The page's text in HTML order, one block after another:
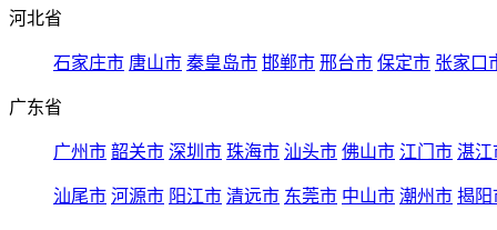
河北省
石家庄市 唐山市 秦皇岛市 邯郸市 邢台市 保定市 张家口
广东省
广州市 韶关市 深圳市 珠海市 汕头市 佛山市 江门市 湛江
汕尾市 河源市 阳江市 清远市 东莞市 中山市 潮州市 揭阳